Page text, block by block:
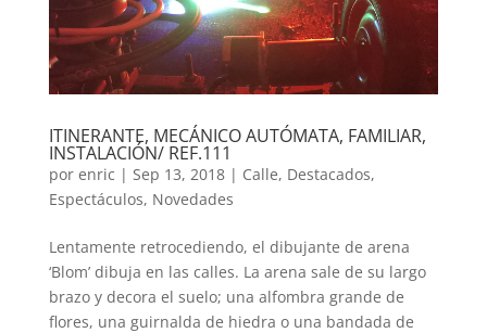
ITINERANTE, MECÁNICO AUTÓMATA, FAMILIAR,
INSTALACIÓN/ REF.111
por enric | Sep 13, 2018| Calle, Destacados,
Espectáculos, Novedades
Lentamente retrocediendo, el dibujante de arena
‘Blom’ dibuja en las calles. La arena sale de su largo
brazo y decora el suelo; una alfombra grande de
flores, una guirnalda de hiedra o una bandada de